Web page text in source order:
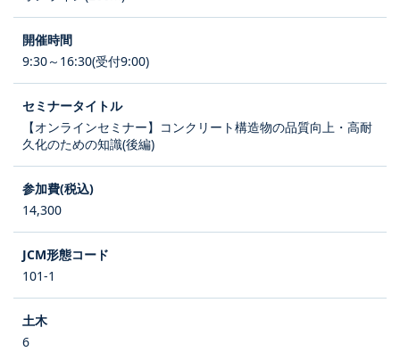
9:30～16:30(受付9:00)
【オンラインセミナー】コンクリート構造物の品質向上・高耐
久化のための知識(後編)
14,300
101-1
6